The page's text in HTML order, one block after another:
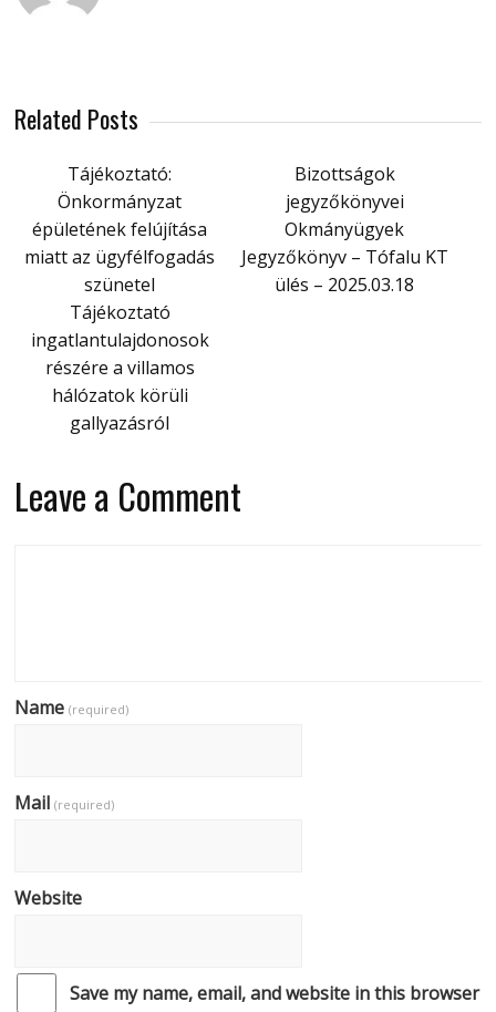
Related Posts
Tájékoztató:
Önkormányzat
épületének felújítása
miatt az ügyfélfogadás
szünetel
Bizottságok
jegyzőkönyvei
Okmányügyek
Jegyzőkönyv – Tófalu KT
ülés – 2025.03.18
Tájékoztató
ingatlantulajdonosok
részére a villamos
hálózatok körüli
gallyazásról
Leave a Comment
Name(required)
Mail(required)
Website
Save my name, email, and website in this browser